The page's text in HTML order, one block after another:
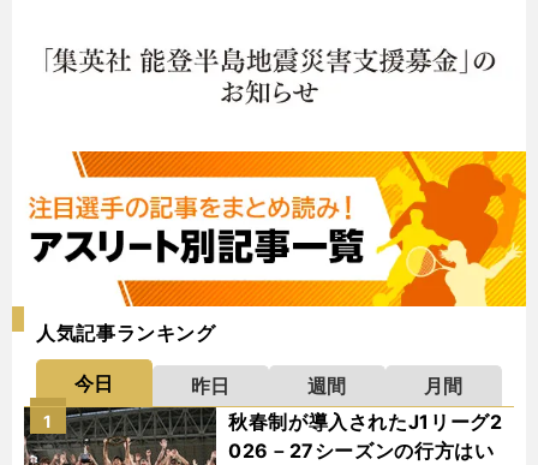
人気記事ランキング
今日 昨日 週間
月間
秋春制が導入されたJ1リーグ2
026－27シーズンの行方はい
1